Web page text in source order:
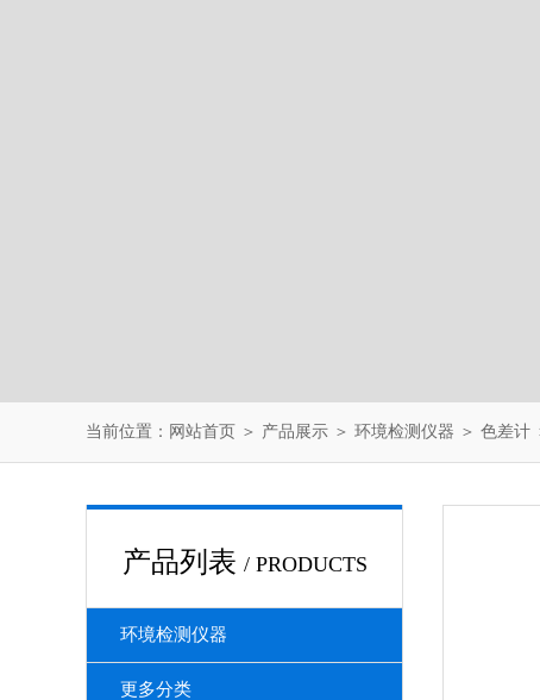
当前位置： 网站首页 ＞ 产品展示 ＞ 环境检测仪器 ＞ 色差计
产品列表 / PRODUCTS
环境检测仪器
更多分类